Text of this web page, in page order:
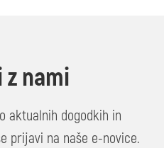
z nami
aktualnih dogodkih in
prijavi na naše e-novice.